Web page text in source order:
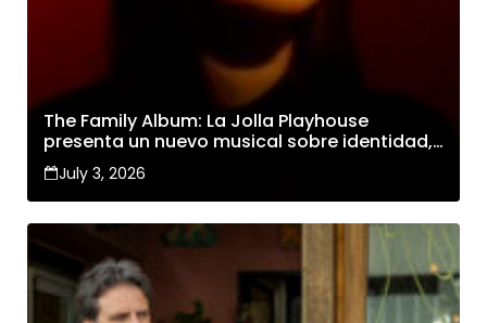
The Family Album: La Jolla Playhouse
presenta un nuevo musical sobre identidad,
familia y cambio
July 3, 2026